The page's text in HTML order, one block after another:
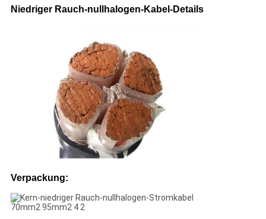
Niedriger Rauch-nullhalogen-Kabel-Details
Verpackung: